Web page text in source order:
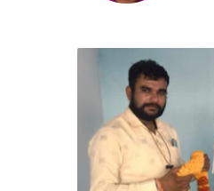
शिक्षा
विभाग
नियुक्ति